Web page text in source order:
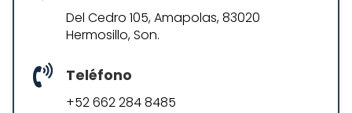
Del Cedro 105, Amapolas, 83020
Hermosillo, Son.
Teléfono
+52 662 284 8485